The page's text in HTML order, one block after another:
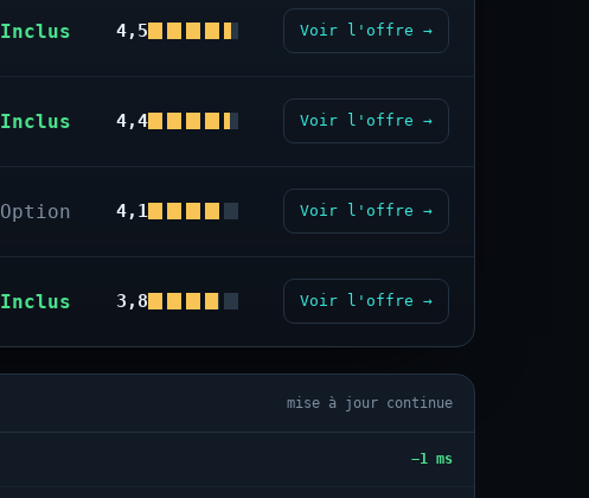
Inclus 4,5 Voir l'offre →
Inclus 4,4 Voir l'offre →
Option 4,1 Voir l'offre →
Inclus 3,8 Voir l'offre →
mise à jour continue
−1 ms